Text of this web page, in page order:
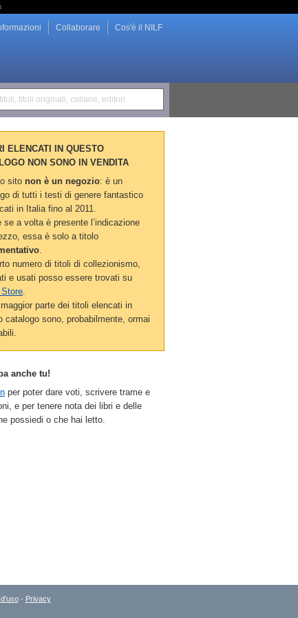
titoli originali, collane, editori
Cos'è il NILF
Collaborare
ELENCATI IN QUESTO
NON SONO IN VENDITA
sito non è un negozio: è un
di tutti i testi di genere fantastico
in Italia fino al 2011.
se a volta è presente l’indicazione
essa è solo a titolo
numero di titoli di collezionismo,
e usati posso essere trovati su
parte dei titoli elencati in
catalogo sono, probabilmente, ormai
anche tu!
per poter dare voti, scrivere trame e
e per tenere nota dei libri e delle
possiedi o che hai letto.
- Privacy